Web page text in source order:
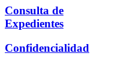
Consulta de
Expedientes
Confidencialidad